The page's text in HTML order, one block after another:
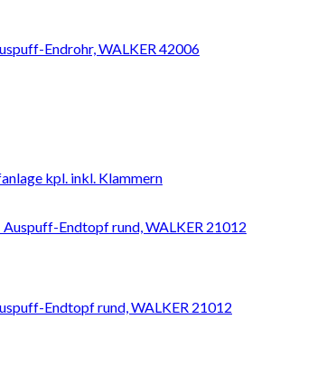
Endrohr, WALKER 42006
kpl. inkl. Klammern
Endtopf rund, WALKER 21012